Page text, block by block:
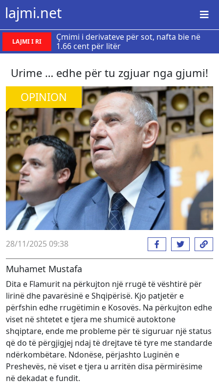
lajmi.net
LAJMI I RI
Çmimi i derivateve për sot, nafta bie në
1.66 cent për litër
Urime … edhe për tu zgjuar nga gjumi!
OPINION
28/11/2025 09:38
Muhamet Mustafa
Dita e Flamurit na përkujton një rrugë të vështirë për
lirinë dhe pavarësinë e Shqipërisë. Kjo patjetër e
përfshin edhe rrugëtimin e Kosovës. Na përkujton edhe
viset në shtetet e tjera me shumicë autoktone
shqiptare, ende me probleme për të siguruar një status
që do të përgjigjej ndaj të drejtave të tyre me standarde
ndërkombëtare. Ndonëse, përjashto Luginën e
Preshevës, në viset e tjera u arritën disa përmirësime
në dekadat e fundit.